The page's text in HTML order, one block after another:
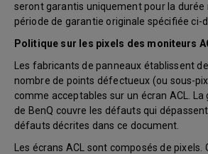
seront garantis uniquement pour la durée
période de garantie originale spécifiée ci-
Politique sur les pixels des moniteurs
Les fabricants de panneaux établissent
nombre de points défectueux (ou sous-
comme acceptables sur un écran ACL.
de BenQ couvre les défauts qui
défauts décrites dans ce document.
Les écrans ACL sont composés de pixels.